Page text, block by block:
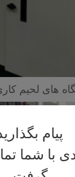
پیام
با شما